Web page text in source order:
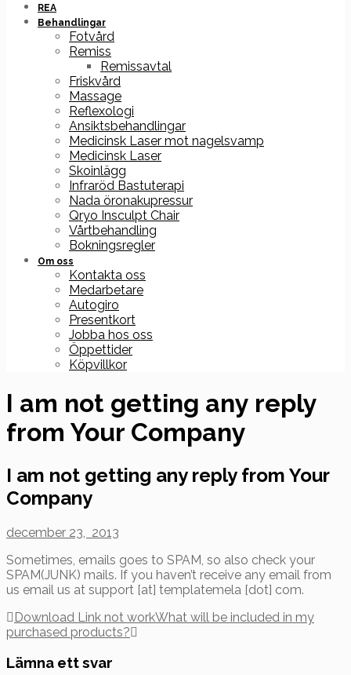
REA
Behandlingar
Fotvård
Remiss
Remissavtal
Friskvård
Massage
Reflexologi
Ansiktsbehandlingar
Medicinsk Laser mot nagelsvamp
Medicinsk Laser
Skoinlägg
Infraröd Bastuterapi
Nada öronakupressur
Qryo Insculpt Chair
Vårtbehandling
Bokningsregler
Om oss
Kontakta oss
Medarbetare
Autogiro
Presentkort
Jobba hos oss
Öppettider
Köpvillkor
I am not getting any reply
from Your Company
I am not getting any reply from Your
Company
december 23, 2013
Sometimes, emails goes to SPAM, so also check your
SPAM(JUNK) mails. If you haven’t receive any email from
us email us at support [at] templatemela [dot] com.
Inläggsnavigering
Download Link not workWhat will be included in my
purchased products?
Lämna ett svar